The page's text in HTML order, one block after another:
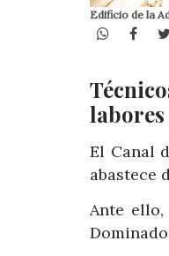
Edificio de la
WhatsApp
El Canal
abastece
Ante